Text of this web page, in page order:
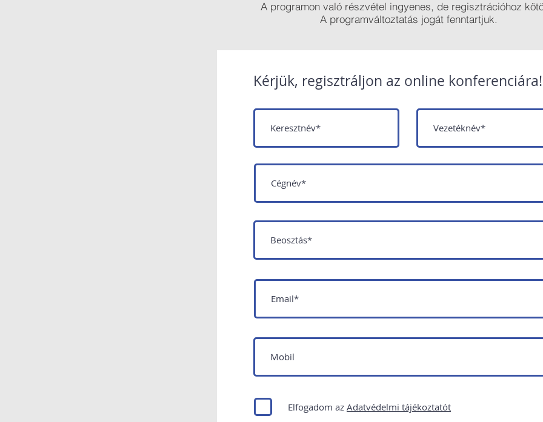
A programon való részvétel ingyenes, de regisztrációhoz
A programváltoztatás jogát fenntartjuk.
Kérjük, regisztráljon az online konferenciára!
Elfogadom az Adatvédelmi tájékoztatót